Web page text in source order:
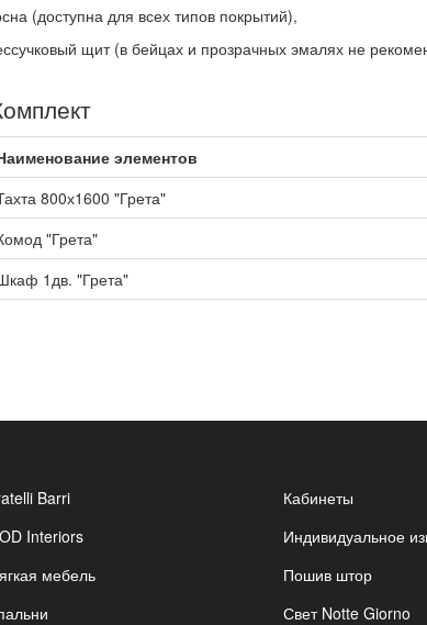
(доступна для всех типов покрытий),
щит (в бейцах и прозрачных эмалях не
элементов
800х1600 "Грета"
"Грета"
1дв. "Грета"
Barri
Interiors
мебель
Кабинеты
Индивидуальное
Пошив штор
Свет Notte Giorno